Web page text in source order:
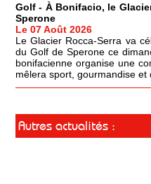
Golf - À Bonifacio, le
Sperone
Le 07 Août 2026
Le Glacier Rocca-Serra va
du Golf de Sperone ce
bonifacienne organise une
mêlera sport, gourmandise et
Autres actualités :